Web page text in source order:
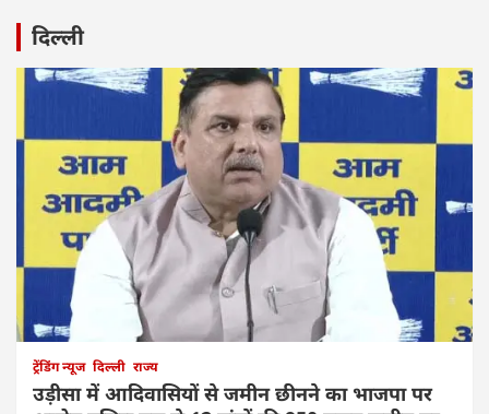
दिल्ली
ट्रेंडिंग न्यूज दिल्ली राज्य
उड़ीसा में आदिवासियों से जमीन छीनने का भाजपा पर